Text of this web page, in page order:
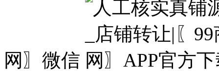
网〗微信